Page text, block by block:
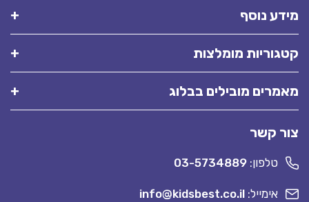
מידע נוסף
קטגוריות מומלצות
מאמרים מובילים בבלוג
צור קשר
טלפון: 03-5734889
אימייל: info@kidsbest.co.il